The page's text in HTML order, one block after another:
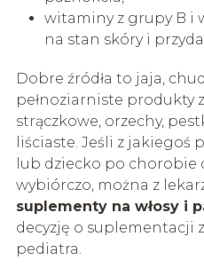
witaminy z grupy B i
na stan skóry i
Dobre źródła to jaja,
pełnoziarniste produkty
strączkowe, orzechy,
liściaste. Jeśli z
lub dziecko po chorobie
wybiórczo, można z
suplementy na włosy i
decyzję o suplementacji
pediatra.